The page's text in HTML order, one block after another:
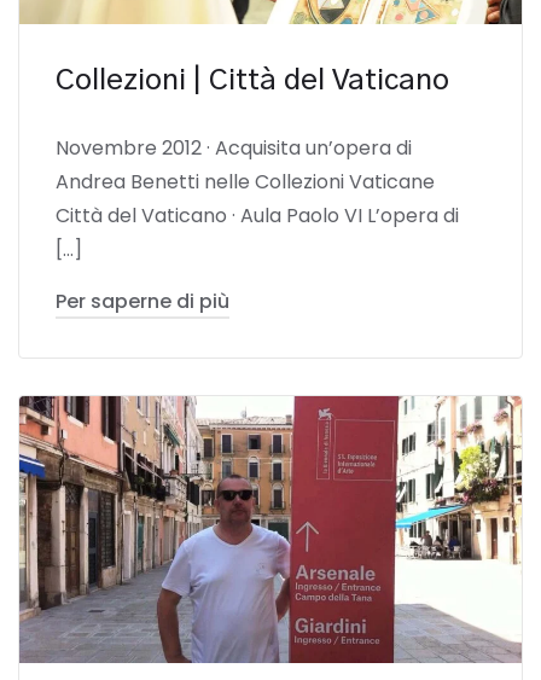
Collezioni | Città del Vaticano
Novembre 2012 · Acquisita un’opera di
Andrea Benetti nelle Collezioni Vaticane
Città del Vaticano · Aula Paolo VI L’opera di
[…]
Per saperne di più